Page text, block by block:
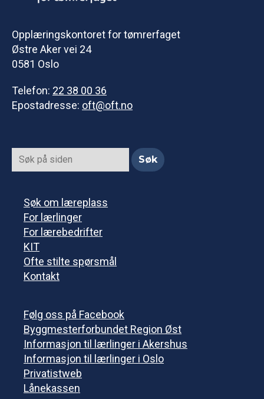
Opplæringskontoret for tømrerfaget
Østre Aker vei 24
0581 Oslo
Telefon: 22 38 00 36
Epostadresse: oft@oft.no
Søk om læreplass
For lærlinger
For lærebedrifter
KIT
Ofte stilte spørsmål
Kontakt
Følg oss på Facebook
Byggmesterforbundet Region Øst
Informasjon til lærlinger i Akershus
Informasjon til lærlinger i Oslo
Privatistweb
Lånekassen